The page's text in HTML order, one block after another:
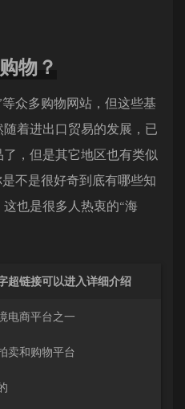
物？
众多购物网站，但这些基
着进出口贸易的发展，已
，但是其它地区也有类似
不是很好奇到底有哪些知
也是很多人热衷的“海
超链接可以进入详细介绍
电商平台之一
卖和购物平台